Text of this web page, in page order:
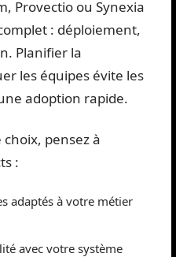
Provectio ou Synexia
: déploiement,
Planifier la
les équipes évite les
adoption rapide.
pensez à
:
adaptés à votre métier
avec votre système